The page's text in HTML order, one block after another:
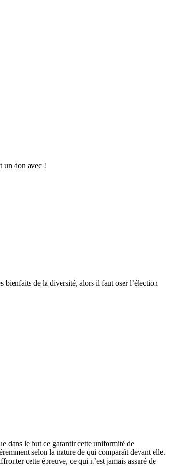
un don avec !
bienfaits de la diversité, alors il faut oser l’élection
dans le but de garantir cette uniformité de
selon la nature de qui comparaît devant elle.
cette épreuve, ce qui n’est jamais assuré de